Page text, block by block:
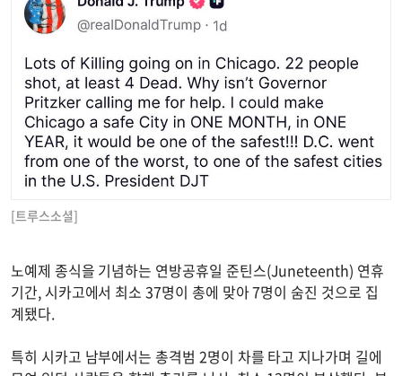
[트루스소셜]
노예제 종식을 기념하는 연방공휴일 준틴스(Juneteenth) 연휴
기간, 시카고에서 최소 37명이 총에 맞아 7명이 숨진 것으로 집
계됐다.
특히 시카고 남부에서는 총격범 2명이 차를 타고 지나가며 길에